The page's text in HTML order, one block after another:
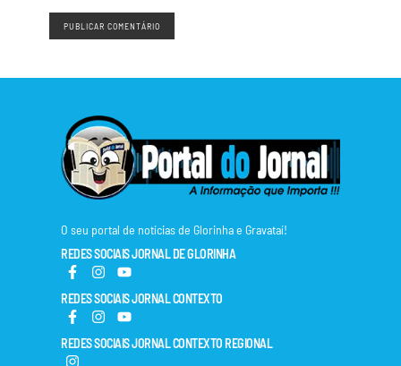
O seu portal de notícias de Glorinha e Gravataí!
REDES SOCIAIS JORNAL DE GLORINHA
REDES SOCIAIS JORNAL CONTEXTO
REDES SOCIAIS JORNAL CONTEXTO REGIONAL